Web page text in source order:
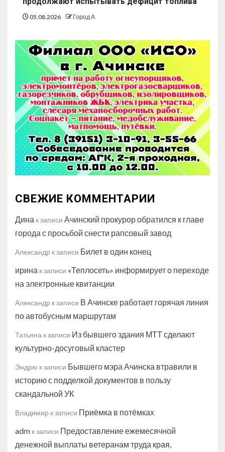
05.08.2026 Город А
СВЕЖИЕ КОММЕНТАРИИ
Дина к записи Ачинский прокурор обратился к главе
города с просьбой снести рапсовый завод
Александр к записи Билет в один конец
ирина к записи «Теплосеть» информирует о переходе
на электронные квитанции
Александр к записи В Ачинске работает горячая линия
по автобусным маршрутам
Татьяна к записи Из бывшего здания МТТ сделают
культурно-досуговый кластер
Эндрю к записи Бывшего мэра Ачинска втравили в
историю с подделкой документов в пользу
скандальной УК
Владимир к записи Приёмка в потёмках
adm к записи Предоставление ежемесячной
денежной выплаты ветеранам труда края,